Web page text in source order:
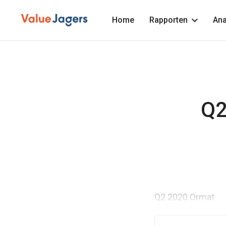
Home Rapporten
Q2 2020 Ormat